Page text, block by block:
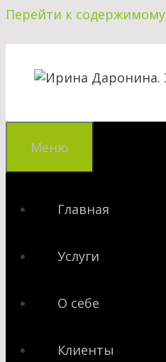
Перейти к содержимому
Меню
Главная
Услуги
О себе
Клиенты